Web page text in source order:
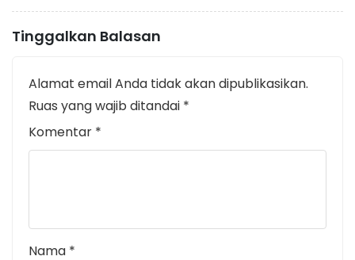
Tinggalkan Balasan
Alamat email Anda tidak akan dipublikasikan.
Ruas yang wajib ditandai *
Komentar *
Nama *